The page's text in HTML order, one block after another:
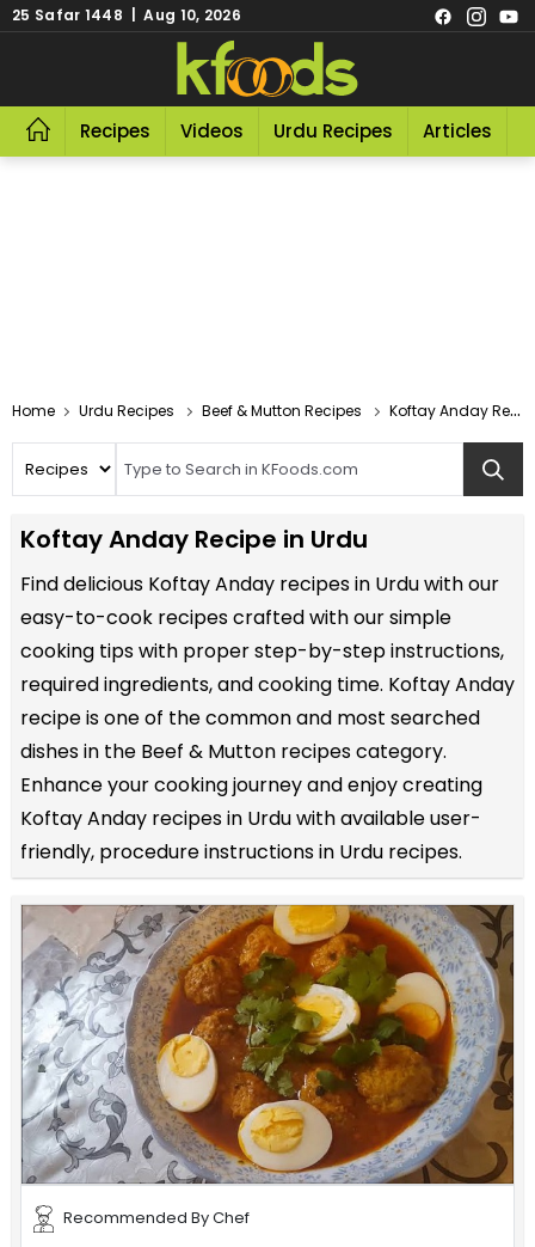
25 Safar 1448 | Aug 10, 2026
Recipes Videos Urdu Recipes Articles
Home Urdu Recipes Beef & Mutton Recipes Koftay Anday Recipe In Urdu
Koftay Anday Recipe in Urdu
Find delicious Koftay Anday recipes in Urdu with our
easy-to-cook recipes crafted with our simple
cooking tips with proper step-by-step instructions,
required ingredients, and cooking time. Koftay Anday
recipe is one of the common and most searched
dishes in the Beef & Mutton recipes category.
Enhance your cooking journey and enjoy creating
Koftay Anday recipes in Urdu with available user-
friendly, procedure instructions in Urdu recipes.
Recommended By Chef